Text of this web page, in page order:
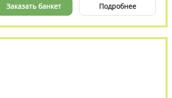
150 и 200 мест
Подробнее
Заказать банкет